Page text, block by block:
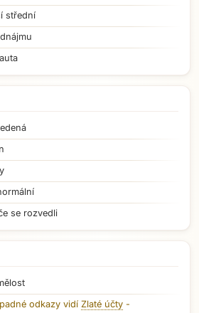
střední
se rozvedli
odkazy vidí Zlaté účty -